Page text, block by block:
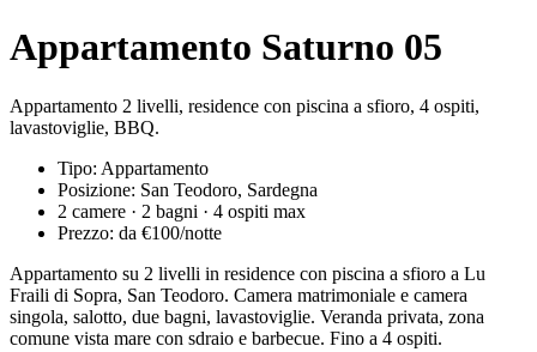
Appartamento Saturno 05
Appartamento 2 livelli, residence con piscina a sfioro, 4 ospiti,
lavastoviglie, BBQ.
Tipo: Appartamento
Posizione: San Teodoro, Sardegna
2 camere · 2 bagni · 4 ospiti max
Prezzo: da €100/notte
Appartamento su 2 livelli in residence con piscina a sfioro a Lu
Fraili di Sopra, San Teodoro. Camera matrimoniale e camera
singola, salotto, due bagni, lavastoviglie. Veranda privata, zona
comune vista mare con sdraio e barbecue. Fino a 4 ospiti.